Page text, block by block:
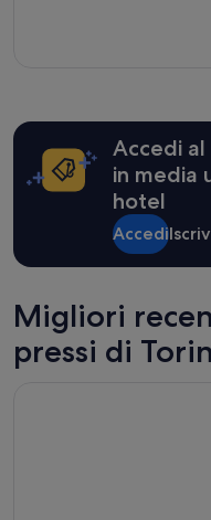
Accedi al
in media
hotel
Accedi
Migliori
pressi di